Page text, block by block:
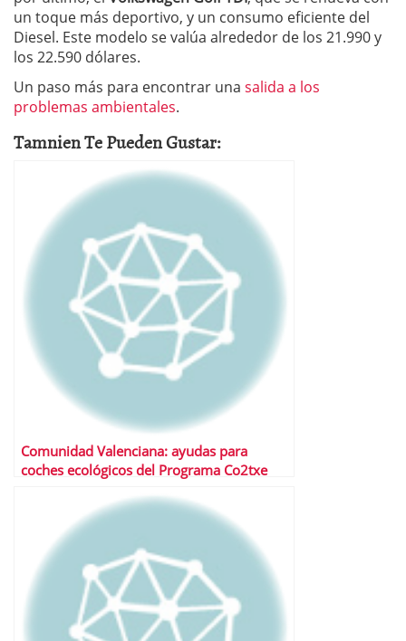
un toque más deportivo, y un consumo eficiente del
Diesel. Este modelo se valúa alrededor de los 21.990 y
los 22.590 dólares.
Un paso más para encontrar una salida a los
problemas ambientales.
Tamnien Te Pueden Gustar:
Comunidad Valenciana: ayudas para
coches ecológicos del Programa Co2txe